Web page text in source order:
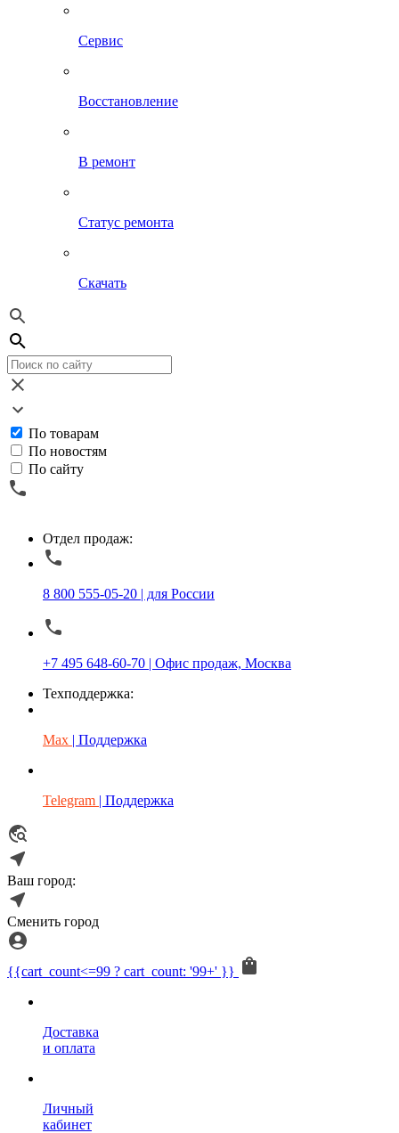
Сервис
Восстановление
В ремонт
Статус ремонта
Скачать
По товарам
По новостям
По сайту
Отдел продаж:
8 800 555-05-20 | для России
+7 495 648-60-70 | Офис продаж, Москва
Техподдержка:
Max | Поддержка
Telegram | Поддержка
Ваш город:
Сменить город
{{cart_count<=99 ? cart_count: '99+' }}
Доставка
и оплата
Личный
кабинет